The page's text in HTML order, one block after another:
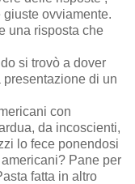
ovviamente.
una risposta che
si trovò a dover
di un
con
da incoscienti,
lo fece ponendosi
Pane per
fatta in altro